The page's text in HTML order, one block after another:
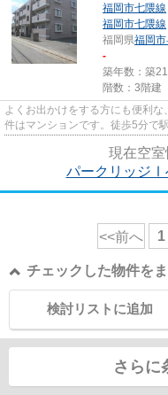
福岡市七隈線
福岡市七隈線
福岡県福岡
-
築年数：築
階数：3階建
よくお出かけをする方にも便利
件はマンションです。徒歩5分で
現在空室
パークリッジⅠ
<<前へ 1
チェックした物件を
検討リストに追加
さらに